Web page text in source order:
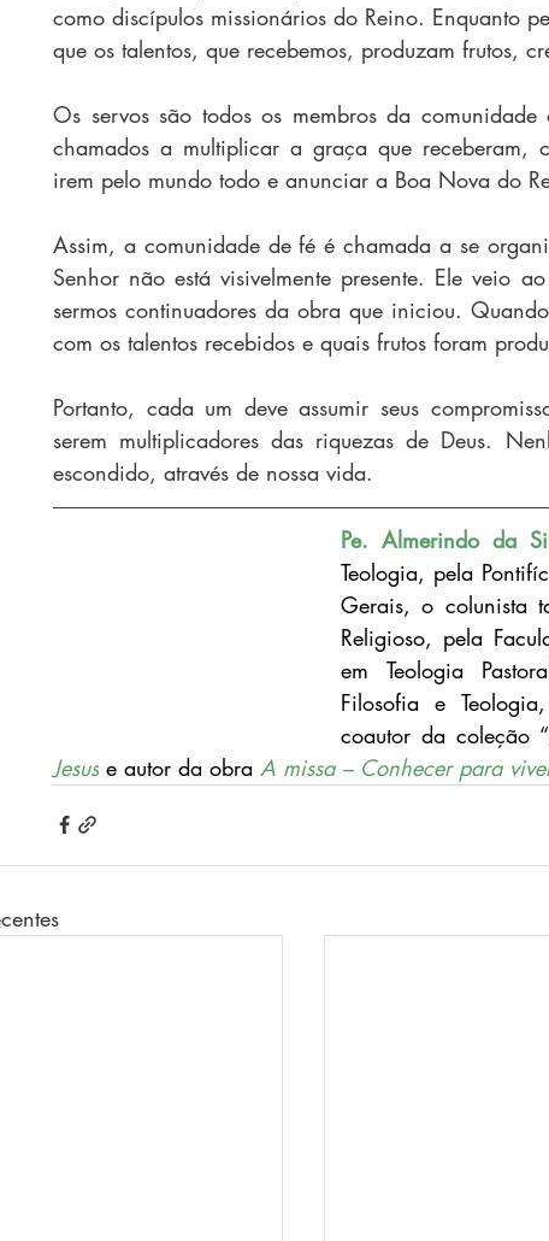
como discípulos missionários do Reino. Enquanto
que os talentos, que recebemos, produzam frutos,
Os servos são todos os membros da
chamados a multiplicar a graça que receberam,
irem pelo mundo todo e anunciar a Boa Nova do
Assim, a comunidade de fé é chamada a se
Senhor não está visivelmente presente. Ele veio
sermos continuadores da obra que iniciou.
com os talentos recebidos e quais frutos foram
Portanto, cada um deve assumir seus
serem multiplicadores das riquezas de Deus.
escondido, através de nossa vida.
Pe. Almerindo da
Teologia, pela
Gerais, o colunista
Religioso, pela
em Teologia
Filosofia e
coautor da coleção
Jesus e autor da obra A missa – Conhecer para